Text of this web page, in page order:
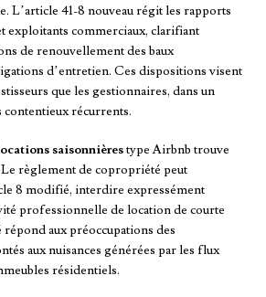
L’article 41-8 nouveau régit les rapports
exploitants commerciaux, clarifiant
de renouvellement des baux
d’entretien. Ces dispositions visent
que les gestionnaires, dans un
contentieux récurrents.
saisonnièrestype Airbnb trouve
règlement de copropriété peut
8 modifié, interdire expressément
professionnelle de location de courte
aux préoccupations des
aux nuisances générées par les flux
résidentiels.